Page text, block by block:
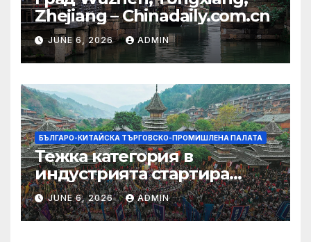
Zhejiang – Chinadaily.com.cn
JUNE 6, 2026 ADMIN
БЪЛГАРО-КИТАЙСКА ТЪРГОВСКО-ПРОМИШЛЕНА ПАЛАТА
Тежка категория в
индустрията стартира
алианс за космическа
слънчева енергия
JUNE 6, 2026 ADMIN